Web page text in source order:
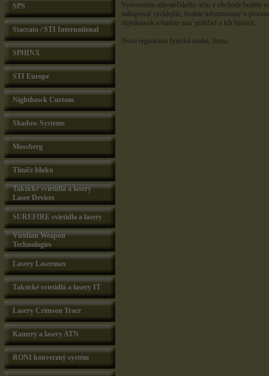
SPS
Staccato / STI International
SPHINX
STI Europe
Nighthawk Custom
Shadow Systems
Mossberg
Tlmiče hluku
Taktické svietidlá a lasery
Laser Devices
SUREFIRE svietidla a lasery
Viridian Weapon
Technologies
Lasery Lasermax
Taktické svietidlá a lasery IT
Lasery Crimson Trace
Kamery a lasery ATN
RONI konverzný systém
Vytvorením uživateľského účtu v obchode budete
nakupovať rychlejšie, budete informovaný o
objednávok a budete mať prehľad o ich histórii.
Nová registrácia fyzická osoba, firma.